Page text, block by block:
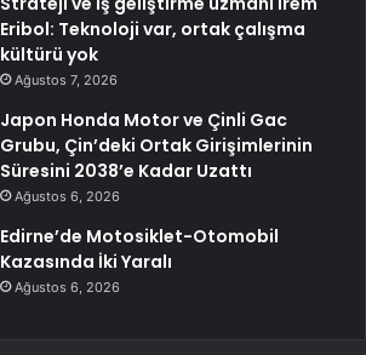
Eribol: Teknoloji var, ortak çalışma
kültürü yok
Ağustos 7, 2026
Japon Honda Motor ve Çinli Gac
Grubu, Çin’deki Ortak Girişimlerinin
Süresini 2038’e Kadar Uzattı
Ağustos 6, 2026
Edirne’de Motosiklet-Otomobil
Kazasında İki Yaralı
Ağustos 6, 2026